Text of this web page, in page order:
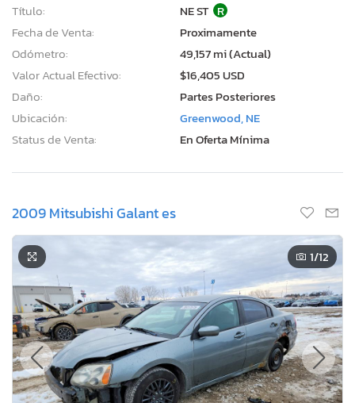
Título:
NE ST R
Fecha de Venta:
Proximamente
Odómetro:
49,157 mi (Actual)
Valor Actual Efectivo:
$16,405 USD
Daño:
Partes Posteriores
Ubicación:
Greenwood, NE
Status de Venta:
En Oferta Mínima
2009 Mitsubishi Galant es
1/12